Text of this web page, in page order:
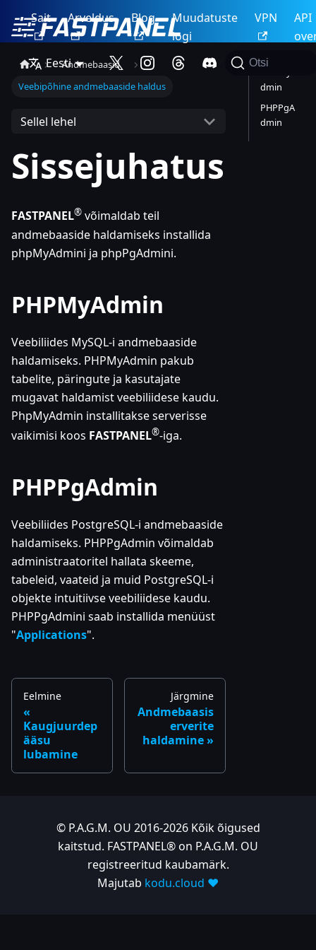
Sait Arveldus Blog
Muudatuste
logi
VPN
API
Eesti
Otsi
Andmebaasid
Veebipõhine andmebaaside haldus
Sellel lehel
Sissejuhatus
FASTPANEL® võimaldab teil
andmebaaside haldamiseks installida
phpMyAdmini ja phpPgAdmini.
PHPMyAdmin
Veebiliides MySQL-i andmebaaside
haldamiseks. PHPMyAdmin pakub
tabelite, päringute ja kasutajate
mugavat haldamist veebiliidese kaudu.
PhpMyAdmin installitakse serverisse
vaikimisi koos FASTPANEL®-iga.
PHPPgAdmin
Veebiliides PostgreSQL-i andmebaaside
haldamiseks. PHPPgAdmin võimaldab
administraatoritel hallata skeeme,
tabeleid, vaateid ja muid PostgreSQL-i
objekte intuitiivse veebiliidese kaudu.
PHPPgAdmini saab installida menüüst
"Applications".
Eelmine
Kaugjuurdep
ääsu
lubamine
Järgmine
Andmebaasis
erverite
haldamine
dmin
PHPPgA
dmin
© P.A.G.M. OU 2016-2026 Kõik õigused
kaitstud. FASTPANEL® on P.A.G.M. OU
registreeritud kaubamärk.
Majutab kodu.cloud ❤️